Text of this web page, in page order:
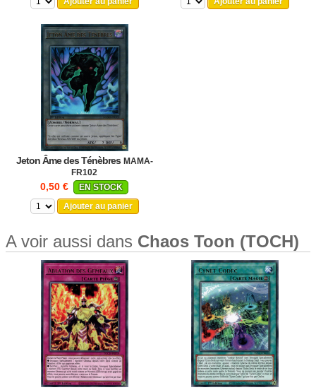
Jeton Âme des Ténèbres MAMA-
FR102
0,50 €
EN STOCK
Ajouter au panier
A voir aussi dans Chaos Toon (TOCH)